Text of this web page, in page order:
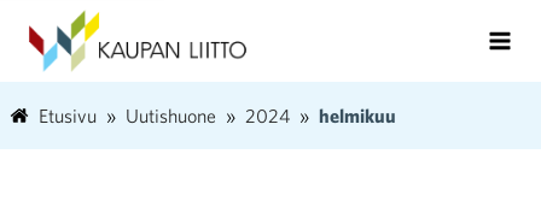
Etusivu Uutishuone 2024 helmikuu